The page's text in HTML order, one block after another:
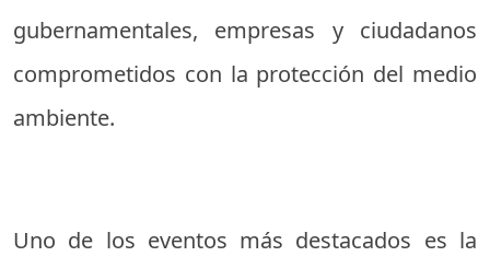
gubernamentales, empresas y ciudadanos
comprometidos con la protección del medio
ambiente.
Uno de los eventos más destacados es la